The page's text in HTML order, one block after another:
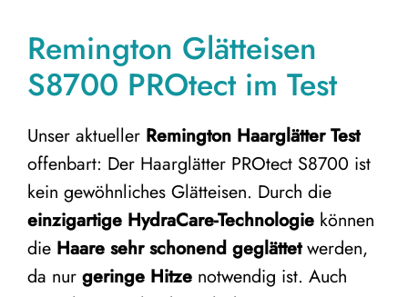
Remington Glätteisen
S8700 PROtect im Test
Unser aktueller Remington Haarglätter Test
offenbart: Der Haarglätter PROtect S8700 ist
kein gewöhnliches Glätteisen. Durch die
einzigartige HydraCare-Technologie können
die Haare sehr schonend geglättetwerden,
da nur geringe Hitze notwendig ist. Auch